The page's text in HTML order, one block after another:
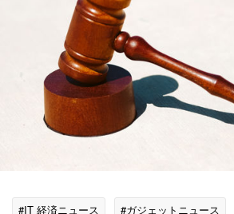
#IT 経済ニュース #ガジェットニュース